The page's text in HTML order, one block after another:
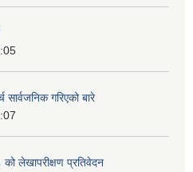
गरिएको बारे
लेखापरीक्षण प्रतिवेदन